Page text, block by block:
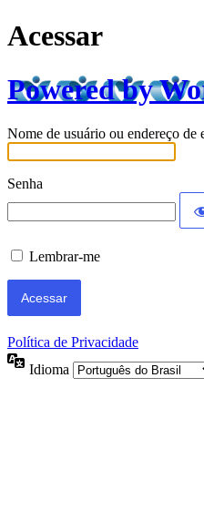
Acessar
Powered by
Nome de usuário ou endereço de
Senha
Lembrar-me
Política de Privacidade
Idioma